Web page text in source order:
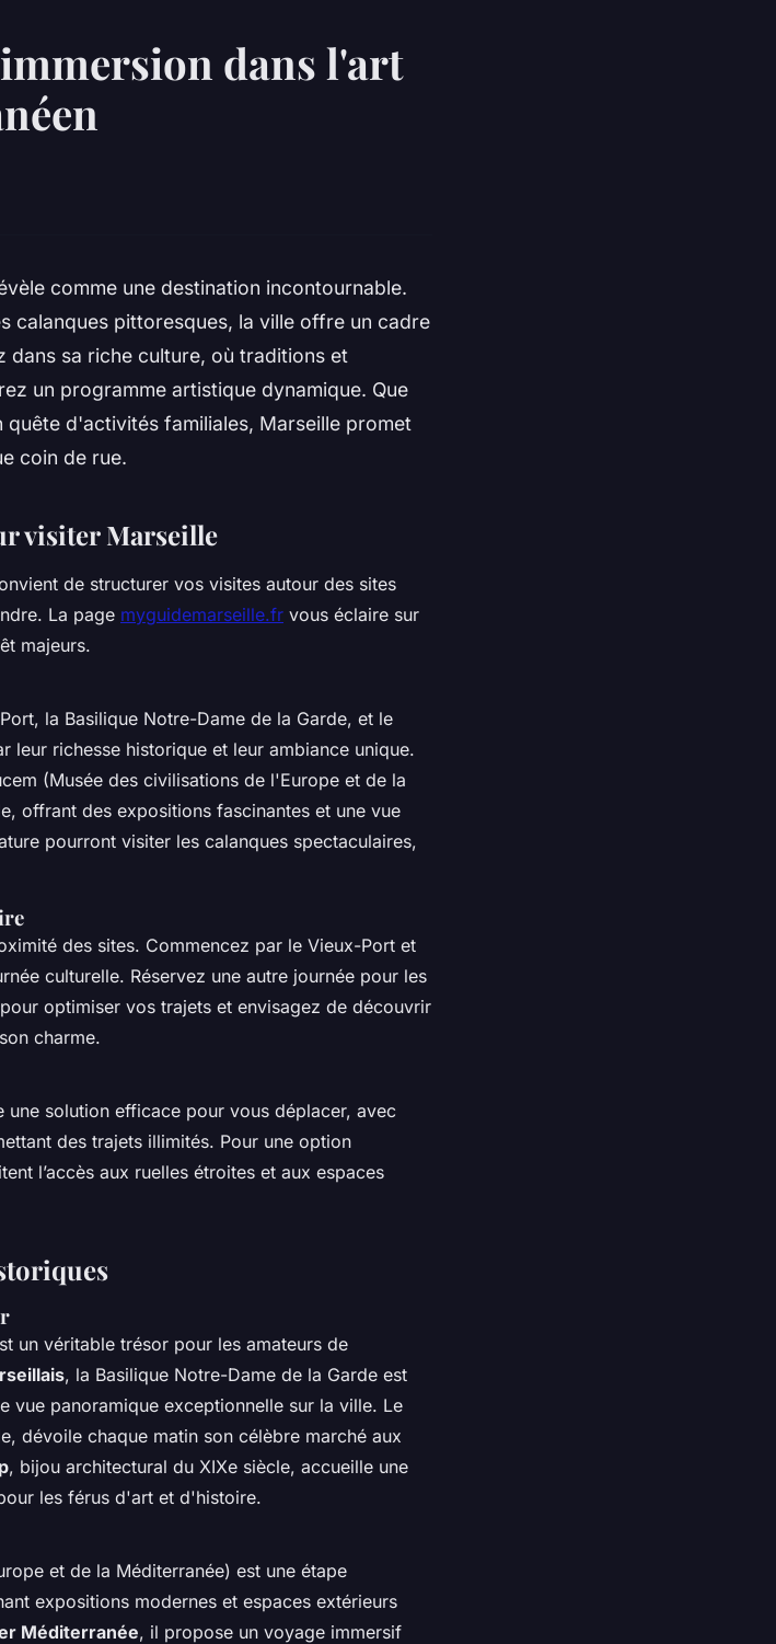
dans l'art
comme une destination incontournable.
calanques pittoresques, la ville offre un cadre
dans sa riche culture, où traditions et
un programme artistique dynamique. Que
d'activités familiales, Marseille promet
coin de rue.
visiter Marseille
de structurer vos visites autour des sites
La page myguidemarseille.fr vous éclaire sur
majeurs.
la Basilique Notre-Dame de la Garde, et le
leur richesse historique et leur ambiance unique.
(Musée des civilisations de l'Europe et de la
offrant des expositions fascinantes et une vue
pourront visiter les calanques spectaculaires,
des sites. Commencez par le Vieux-Port et
culturelle. Réservez une autre journée pour les
optimiser vos trajets et envisagez de découvrir
charme.
une solution efficace pour vous déplacer, avec
des trajets illimités. Pour une option
l’accès aux ruelles étroites et aux espaces
un véritable trésor pour les amateurs de
, la Basilique Notre-Dame de la Garde est
vue panoramique exceptionnelle sur la ville. Le
dévoile chaque matin son célèbre marché aux
, bijou architectural du XIXe siècle, accueille une
les férus d'art et d'histoire.
et de la Méditerranée) est une étape
expositions modernes et espaces extérieurs
Méditerranée, il propose un voyage immersif